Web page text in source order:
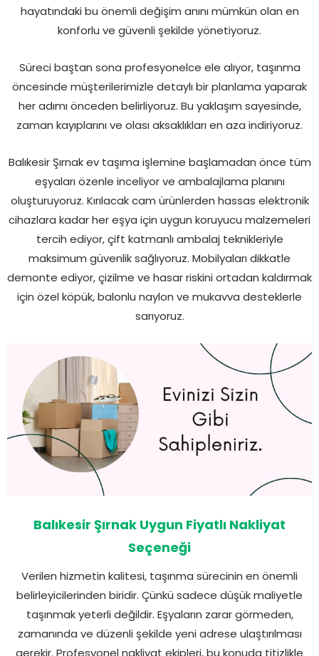
hayatındaki bu önemli değişim anını mümkün olan en
konforlu ve güvenli şekilde yönetiyoruz.
Süreci baştan sona profesyonelce ele alıyor, taşınma
öncesinde müşterilerimizle detaylı bir planlama yaparak
her adımı önceden belirliyoruz. Bu yaklaşım sayesinde,
zaman kayıplarını ve olası aksaklıkları en aza indiriyoruz.
Balıkesir Şırnak ev taşıma işlemine başlamadan önce tüm
eşyaları özenle inceliyor ve ambalajlama planını
oluşturuyoruz. Kırılacak cam ürünlerden hassas elektronik
cihazlara kadar her eşya için uygun koruyucu malzemeleri
tercih ediyor, çift katmanlı ambalaj teknikleriyle
maksimum güvenlik sağlıyoruz. Mobilyaları dikkatle
demonte ediyor, çizilme ve hasar riskini ortadan kaldırmak
için özel köpük, balonlu naylon ve mukavva desteklerle
sarıyoruz.
Balıkesir Şırnak Uygun Fiyatlı Nakliyat
Seçeneği
Verilen hizmetin kalitesi, taşınma sürecinin en önemli
belirleyicilerinden biridir. Çünkü sadece düşük maliyetle
taşınmak yeterli değildir. Eşyaların zarar görmeden,
zamanında ve düzenli şekilde yeni adrese ulaştırılması
gerekir. Profesyonel nakliyat ekipleri, bu konuda titizlikle